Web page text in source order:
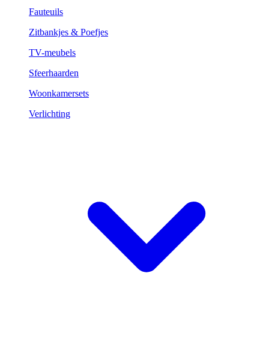
Fauteuils
Zitbankjes & Poefjes
TV-meubels
Sfeerhaarden
Woonkamersets
Verlichting